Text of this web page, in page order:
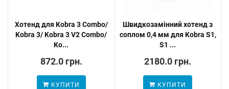
Хотенд для Kobra 3 Combo/
Kobra 3/ Kobra 3 V2 Combo/
Ko...
872.0 грн.
КУПИТИ
Швидкозамінний хотенд з
соплом 0,4 мм для Kobra S1,
S1 ...
2180.0 грн.
КУПИТИ